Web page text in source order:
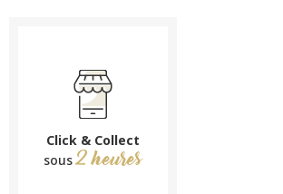
Click & Collect
sous2 heures